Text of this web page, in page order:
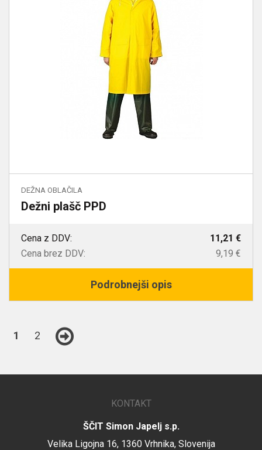
DEŽNA OBLAČILA
Dežni plašč PPD
Cena z DDV:
11,21 €
Cena brez DDV:
9,19 €
Podrobnejši opis
1 2
KONTAKT
ŠČIT Simon Japelj s.p.
Velika Ligojna 16, 1360 Vrhnika, Slovenija